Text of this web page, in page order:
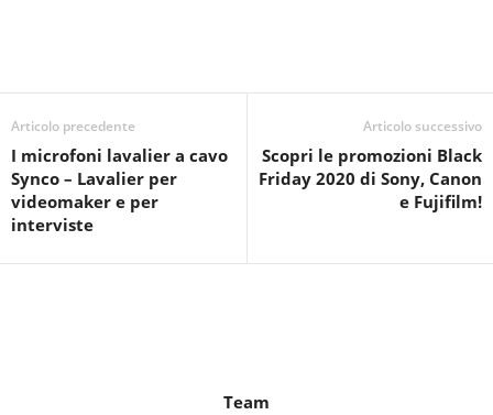
Articolo precedente
I microfoni lavalier a cavo
Synco – Lavalier per
videomaker e per
interviste
Articolo successivo
Scopri le promozioni Black
Friday 2020 di Sony, Canon
e Fujifilm!
Team